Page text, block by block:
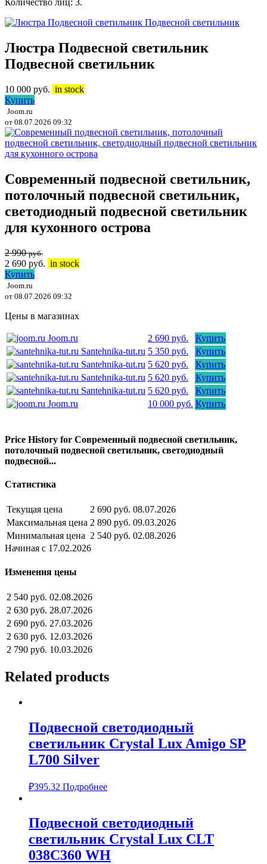
Количество лиц: 3.
Люстра Подвесной светильник
Подвесной светильник
10 000 руб. in stock
Купить
Joom.ru
от 08.07.2026 09:32
Современный подвесной светильник,
потолочный подвесной светильник,
светодиодный подвесной светильник
для кухонного острова
2 990руб.
2 690 руб. in stock
Купить
Joom.ru
от 08.07.2026 09:32
Цены в магазинах
Joom.ru 2 690 руб.
Купить
Santehnika-tut.ru 5 350 руб.
Купить
Santehnika-tut.ru 5 620 руб.
Купить
Santehnika-tut.ru 5 620 руб.
Купить
Santehnika-tut.ru 5 620 руб.
Купить
Joom.ru
10 000 руб. Купить
Price History for Современный подвесной светильник,
потолочный подвесной светильник, светодиодный
подвесной...
Статистика
Текущая цена 2 690 руб. 08.07.2026
Максимальная цена 2 890 руб. 09.03.2026
Минимальная цена 2 540 руб. 02.08.2026
Начиная с 17.02.2026
Изменения цены
2 540 руб. 02.08.2026
2 630 руб. 28.07.2026
2 690 руб. 27.03.2026
2 630 руб. 12.03.2026
2 790 руб. 10.03.2026
Related products
Подвесной светодиодный
светильник Crystal Lux Amigo SP
L700 Silver
₽395.32 Подробнее
Подвесной светодиодный
светильник Crystal Lux CLT
038C360 WH